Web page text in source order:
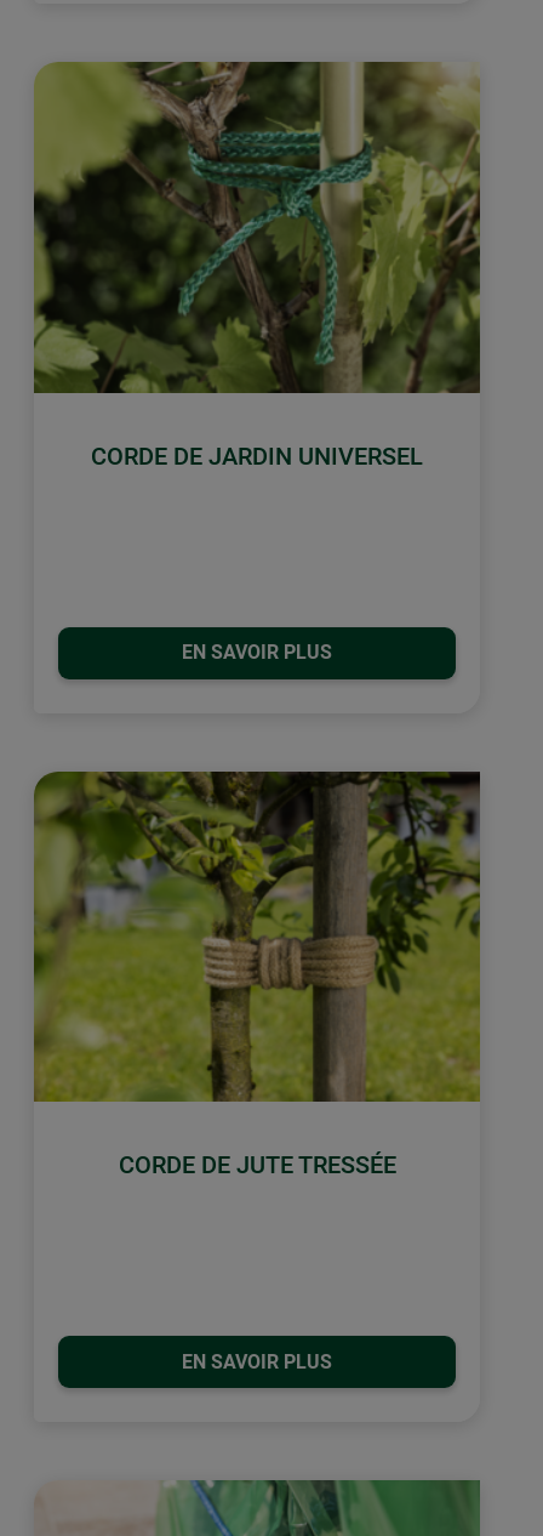
CORDE DE JARDIN UNIVERSEL
EN SAVOIR PLUS
CORDE DE JUTE TRESSÉE
EN SAVOIR PLUS